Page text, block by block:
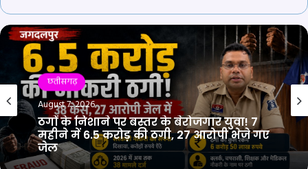
छतीसगढ़
August 7, 2026
छतीसगढ़
August 7, 2026
सक्ती पुलिस की सख्ती, 90 लाख की ऑनलाइन
ठगी मामले में महिला समेत तीन आरोपी
गिरफ्तार…